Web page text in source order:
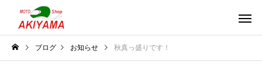
ブログ お知らせ 秋真っ盛りです！